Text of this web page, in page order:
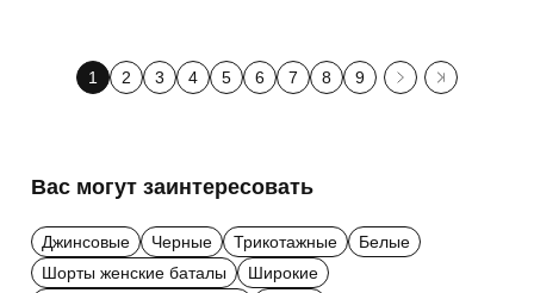
1 2 3 4 5 6 7 8 9
Вас могут заинтересовать
Джинсовые Черные Трикотажные
Белые
Шорты женские баталы
Широкие